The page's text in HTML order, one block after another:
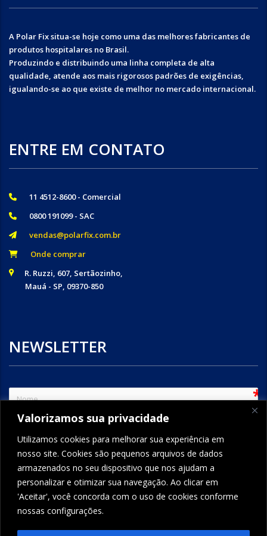
Valorizamos sua privacidade
Utilizamos cookies para melhorar sua experiência em
nosso site. Cookies são pequenos arquivos de dados
armazenados no seu dispositivo que nos ajudam a
personalizar e otimizar sua navegação. Ao clicar em
'Aceitar', você concorda com o uso de cookies conforme
nossas configurações.
A Polar Fix situa-se hoje como uma das melhores fabricantes de
produtos hospitalares no Brasil.
Produzindo e distribuindo uma linha completa de alta
qualidade, atende aos mais rigorosos padrões de exigências,
igualando-se ao que existe de melhor no mercado internacional.
ENTRE EM CONTATO
11 4512-8600 - Comercial
0800 191099 - SAC
vendas@polarfix.com.br
Onde comprar
R. Ruzzi, 607, Sertãozinho,
Mauá - SP, 09370-850
NEWSLETTER
FORMCRAFT - WORDPRESS FORM BUILDER